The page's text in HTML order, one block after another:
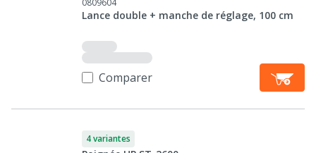
0809604
Lance double + manche de réglage, 100 cm
Comparer
4 variantes